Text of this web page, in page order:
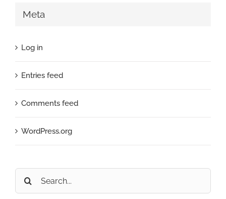
Meta
Log in
Entries feed
Comments feed
WordPress.org
Search
for: